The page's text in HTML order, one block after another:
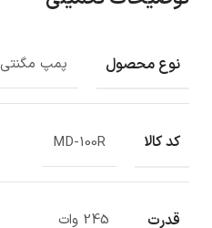
نوع محصول پمپ مگنتی
کد کالا MD-100R
قدرت 245 وات